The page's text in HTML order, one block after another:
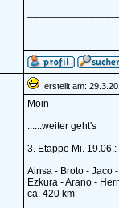
erstellt am:
Moin
......weiter geht's
3. Etappe Mi. 19.06.:
Ainsa - Broto - Jaco
Ezkura - Arano -
ca. 420 km